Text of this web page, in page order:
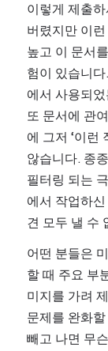
이렇게 제출
버렸지만 이
높고 이 문서
험이 있습니
에서 사용되
또 문서에 관
에 그저 ‘이런
않습니다. 종
필터링 되는
에서 작업하
견 모두 낼 수
어떤 분들은
할 때 주요 부
미지를 가려
문제를 완화
빼고 나면 무